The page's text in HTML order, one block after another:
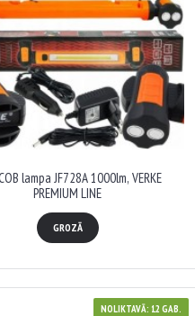
lampa JF728A 1000lm, VERKE
PREMIUM LINE
GROZĀ
NOLIKTAVĀ: 12 GAB.